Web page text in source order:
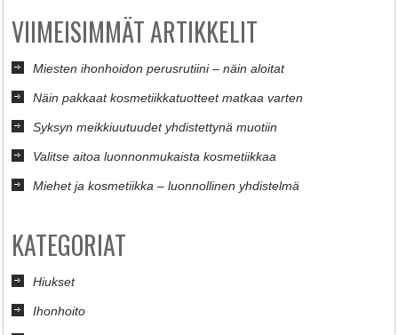
VIIMEISIMMÄT ARTIKKELIT
Miesten ihonhoidon perusrutiini – näin aloitat
Näin pakkaat kosmetiikkatuotteet matkaa varten
Syksyn meikkiuutuudet yhdistettynä muotiin
Valitse aitoa luonnonmukaista kosmetiikkaa
Miehet ja kosmetiikka – luonnollinen yhdistelmä
KATEGORIAT
Hiukset
Ihonhoito